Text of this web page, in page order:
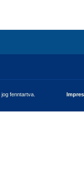
fenntartva.